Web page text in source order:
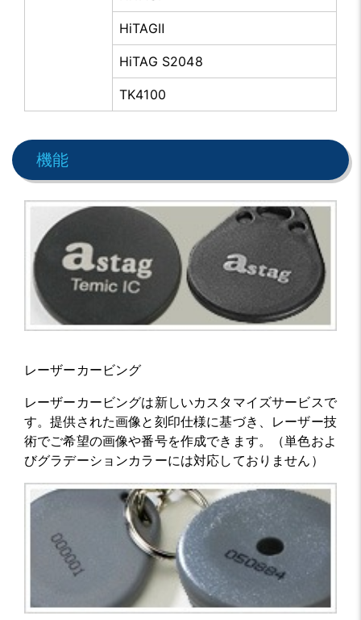
HiTAGⅡ
HiTAG S2048
TK4100
機能
レーザーカービング
レーザーカービングは新しいカスタマイズサービスで
す。提供された画像と刻印仕様に基づき、レーザー技
術でご希望の画像や番号を作成できます。（単色およ
びグラデーションカラーには対応しておりません）